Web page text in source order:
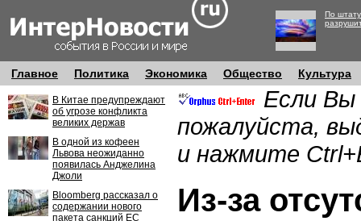
По
Главное Политика Экономика Общество Культура
В Китае предупреждают
об угрозе конфликта
великих держав
В одной из кофеен
Львова неожиданно
появилась Анджелина
Джоли
Bloomberg рассказал о
содержании нового
пакета санкций ЕС
Если Вы
пожалуйста,
и нажмите
Из-за